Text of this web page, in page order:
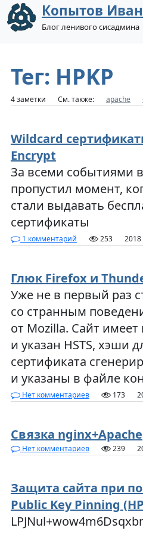
Копытов Иван
Блог ленивого сисадмина
Тег: HPKP
4 заметки См. также: apache
Wildcard
Encrypt
За всеми событиями
пропустил момент,
стали выдавать
сертификаты
1 комментарий 253 2018
Глюк Firefox и
Уже не в первый раз
со странным
от Mozilla. Сайт имеет
и указан HSTS, хэши
сертификата
и указаны в файле
Нет комментариев 173
Связка nginx+Apache
Нет комментариев 239
Защита сайта при
Public Key Pinning